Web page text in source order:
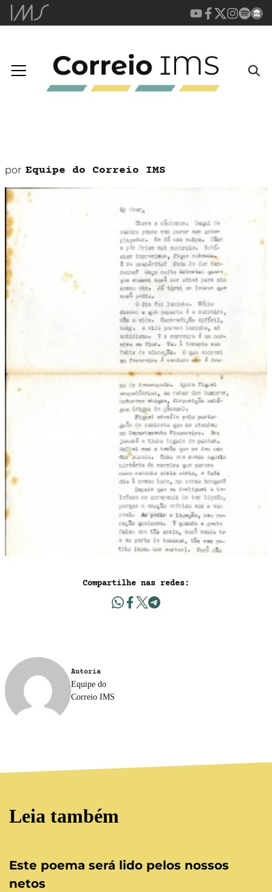
por Equipe do Correio IMS
Compartilhe nas redes:
Autoria
Equipe do
Correio IMS
Leia também
Este poema será lido pelos nossos
netos